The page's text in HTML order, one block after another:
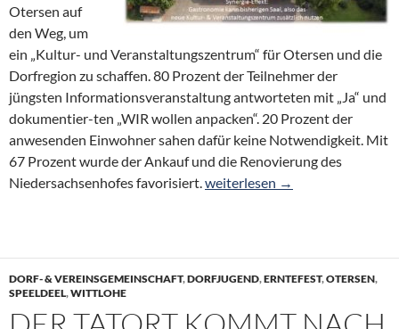
Otersen auf
den Weg, um
ein „Kultur- und Veranstaltungszentrum“ für Otersen und die
Dorfregion zu schaffen. 80 Prozent der Teilnehmer der
jüngsten Informationsveranstaltung antworteten mit „Ja“ und
dokumentier-ten „WIR wollen anpacken“. 20 Prozent der
anwesenden Einwohner sahen dafür keine Notwendigkeit. Mit
67 Prozent wurde der Ankauf und die Renovierung des
Niedersachsenhofes favorisiert.80 % sagen Ja zum KVZ – 67
weiterlesen →
DORF- & VEREINSGEMEINSCHAFT,DORFJUGEND,ERNTEFEST,OTERSEN,
SPEELDEEL,WITTLOHE